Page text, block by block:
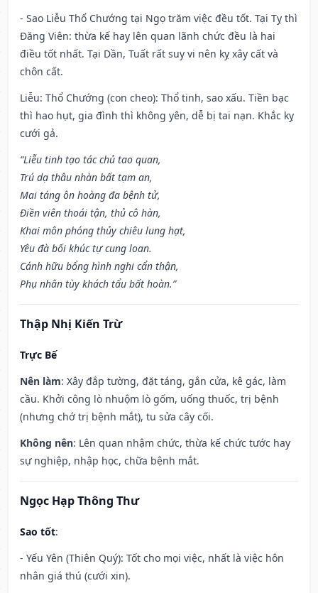
- Sao Liễu Thổ Chướng tại Ngọ trăm việc đều tốt. Tại Tỵ thì
Đăng Viên: thừa kế hay lên quan lãnh chức đều là hai
điều tốt nhất. Tại Dần, Tuất rất suy vi nên kỵ xây cất và
chôn cất.
Liễu: Thổ Chướng (con cheo): Thổ tinh, sao xấu. Tiền bạc
thì hao hụt, gia đình thì không yên, dễ bị tai nạn. Khắc kỵ
cưới gả.
“Liễu tinh tạo tác chủ tao quan,
Trú dạ thâu nhàn bất tạm an,
Mai táng ôn hoàng đa bệnh tử,
Điền viên thoái tận, thủ cô hàn,
Khai môn phóng thủy chiêu lung hạt,
Yêu đà bối khúc tự cung loan.
Cánh hữu bổng hình nghi cẩn thận,
Phụ nhân tùy khách tẩu bất hoàn.”
Thập Nhị Kiến Trừ
Trực Bế
Nên làm: Xây đắp tường, đặt táng, gắn cửa, kê gác, làm
cầu. Khởi công lò nhuộm lò gốm, uống thuốc, trị bệnh
(nhưng chớ trị bệnh mắt), tu sửa cây cối.
Không nên: Lên quan nhậm chức, thừa kế chức tước hay
sự nghiệp, nhập học, chữa bệnh mắt.
Ngọc Hạp Thông Thư
Sao tốt:
- Yếu Yên (Thiên Quý): Tốt cho mọi việc, nhất là việc hôn
nhân giá thú (cưới xin).